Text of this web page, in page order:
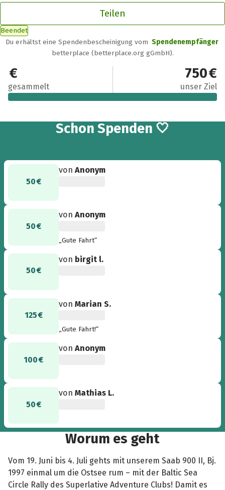
Teilen
Beendet
Du erhältst eine Spendenbescheinigung vom Spendenempfänger
betterplace (betterplace.org gGmbH).
1.500 €
gesammelt
750 €
unser Ziel
Schon 17
Spenden 🤍
50 €
vonAnonym
50 €
vonAnonym
„Gute Fahrt“
50 €
von birgit l.
125 €
vonMarian S.
„Gute Fahrt!“
100 €
vonAnonym
50 €
vonMathias L.
Worum es geht
Vom 19. Juni bis 4. Juli gehts mit unserem Saab 900 II, Bj.
1997 einmal um die Ostsee rum – mit der Baltic Sea
Circle Rally des Superlative Adventure Clubs! Damit es